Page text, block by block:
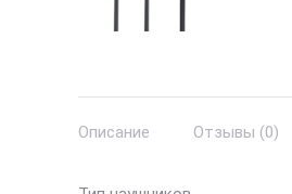
Описание Отзывы (0)